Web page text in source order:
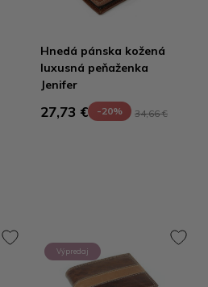
Hnedá pánska kožená
luxusná peňaženka
Jenifer
27,73 € -20% 34,66 €
Výpredaj